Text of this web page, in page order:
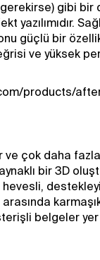
gibi bir
yazılımıdır.
güçlü bir
ve yüksek
products/
ve çok daha
bir 3D
hevesli,
belgeler yer